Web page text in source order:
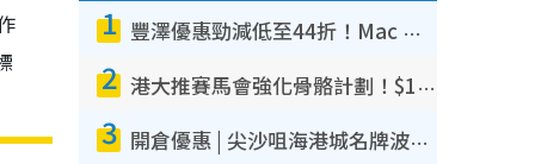
1 豐澤優惠勁減低至44折！Mac mini/iPhone17Pro大減價！廚房家電$220起
2 港大推賽馬會強化骨骼計劃！$100骨質密度X光檢查 完成免費運動訓練送超市禮券！附參加資格
3 開倉優惠 | 尖沙咀海港城名牌波鞋開倉低至1折！On鞋$899起／Joy&Peace鞋履$98起